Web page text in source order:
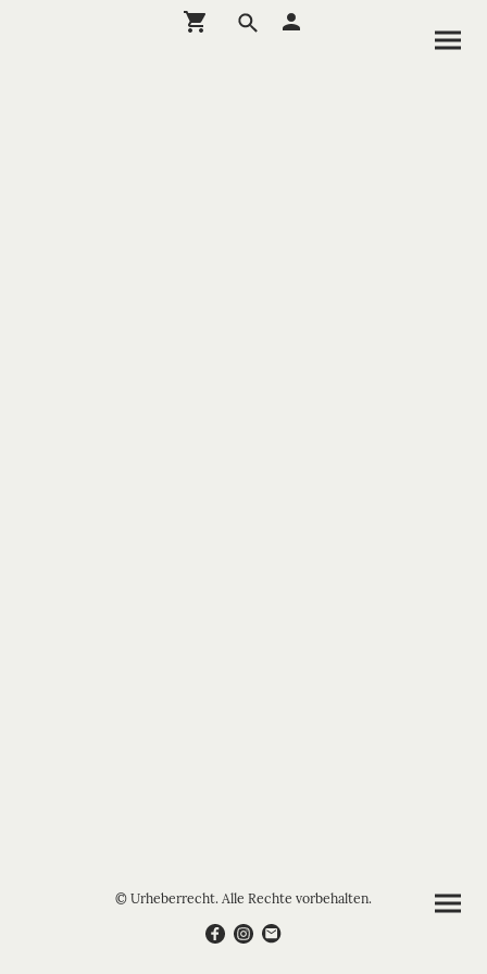
© Urheberrecht. Alle Rechte vorbehalten.